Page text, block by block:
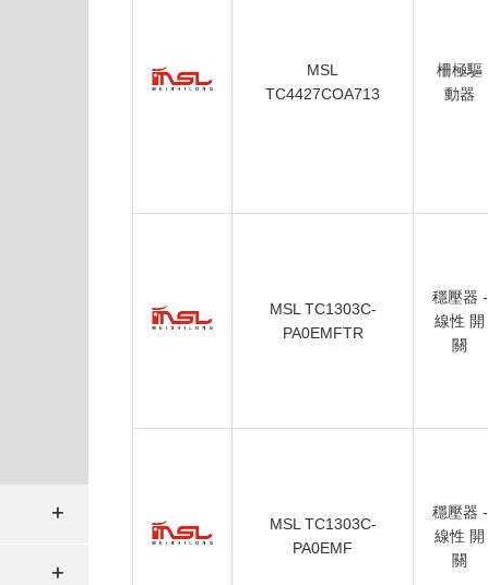
+
+
+
+
MSL
TC4427COA713
柵極驅
動器
MSL TC1303C-
PA0EMFTR
穩壓器 -
線性 開
關
MSL TC1303C-
PA0EMF
穩壓器 -
線性 開
關